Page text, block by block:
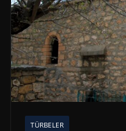
TÜRBELER